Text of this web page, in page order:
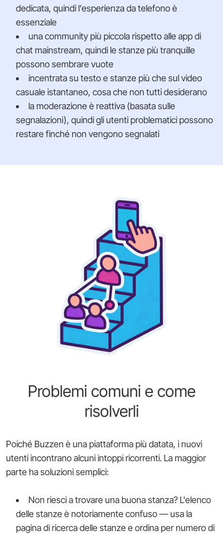
dedicata, quindi l'esperienza da telefono è
essenziale
una community più piccola rispetto alle app di
chat mainstream, quindi le stanze più tranquille
possono sembrare vuote
incentrata su testo e stanze più che sul video
casuale istantaneo, cosa che non tutti desiderano
la moderazione è reattiva (basata sulle
segnalazioni), quindi gli utenti problematici possono
restare finché non vengono segnalati
Problemi comuni e come
risolverli
Poiché Buzzen è una piattaforma più datata, i nuovi
utenti incontrano alcuni intoppi ricorrenti. La maggior
parte ha soluzioni semplici:
Non riesci a trovare una buona stanza? L'elenco
delle stanze è notoriamente confuso — usa la
pagina di ricerca delle stanze e ordina per numero di